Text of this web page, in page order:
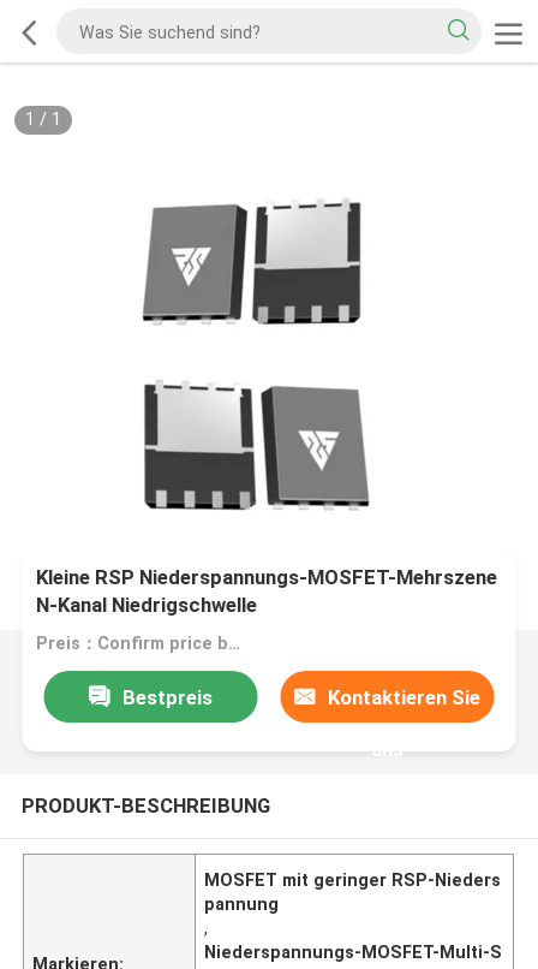
1 / 1
Kleine RSP Niederspannungs-MOSFET-Mehrszene
N-Kanal Niedrigschwelle
Preis：Confirm price based on product
Bestpreis Kontaktieren Sie
uns
PRODUKT-BESCHREIBUNG
Markieren:
MOSFET mit geringer RSP-Nieders
pannung
,
Niederspannungs-MOSFET-Multi-S